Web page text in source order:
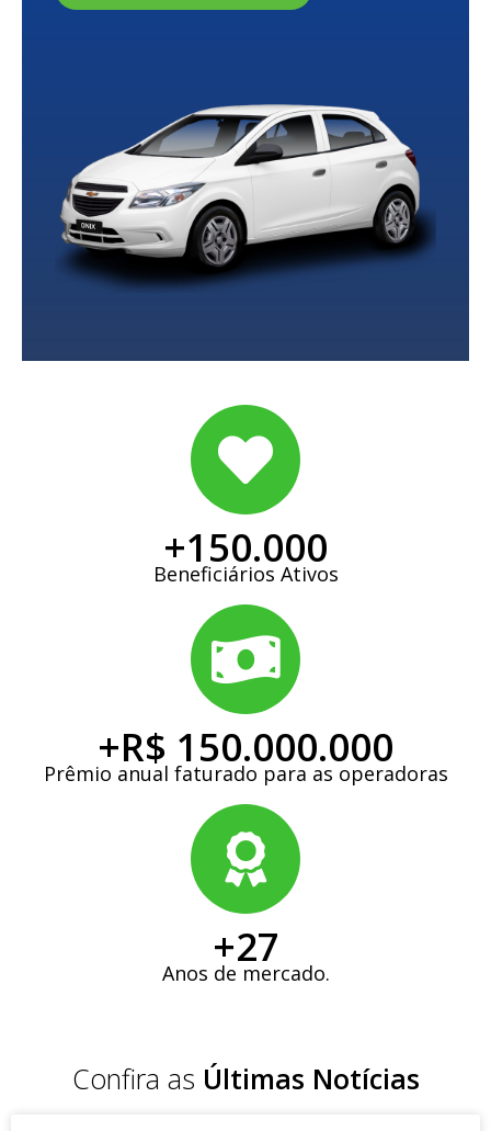
+150.000
Beneficiários Ativos
+R$ 150.000.000
Prêmio anual faturado para as operadoras
+27
Anos de mercado.
Confira as Últimas Notícias